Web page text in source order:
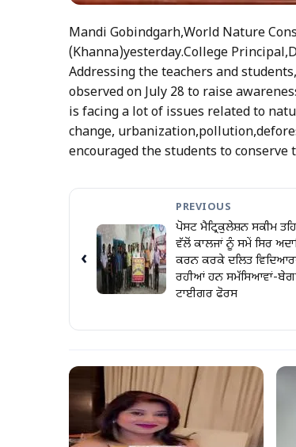
Mandi Gobindgarh,World Nature
(Khanna)yesterday.College
Addressing the teachers and
observed on July 28 to raise
is facing a lot of issues related to
change,
encouraged the students to
‹
PREVIOUS
ਪੋਸਟ ਮੈਟ੍ਰਿਕੁਲੇਸ਼ਨ ਸਕੀਮ
ਵੱਲੋਂ ਕਾਲਜਾਂ ਨੂੰ ਸਮੇਂ ਸਿਰ
ਕਰਨ ਕਰਕੇ ਦਲਿਤ
ਰਹੀਆਂ ਹਨ ਸਮੱਸਿਆਵਾਂ-
ਟਾਈਗਰ ਫੋਰਸ